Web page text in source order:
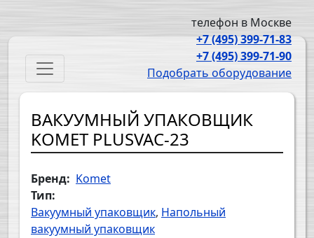
телефон в Москве
+7 (495) 399-71-83
+7 (495) 399-71-90
Подобрать оборудование
Main navigation
ВАКУУМНЫЙ УПАКОВЩИК
KOMET PLUSVAC-23
Бренд
Komet
Тип
Вакуумный упаковщик Напольный
вакуумный упаковщик